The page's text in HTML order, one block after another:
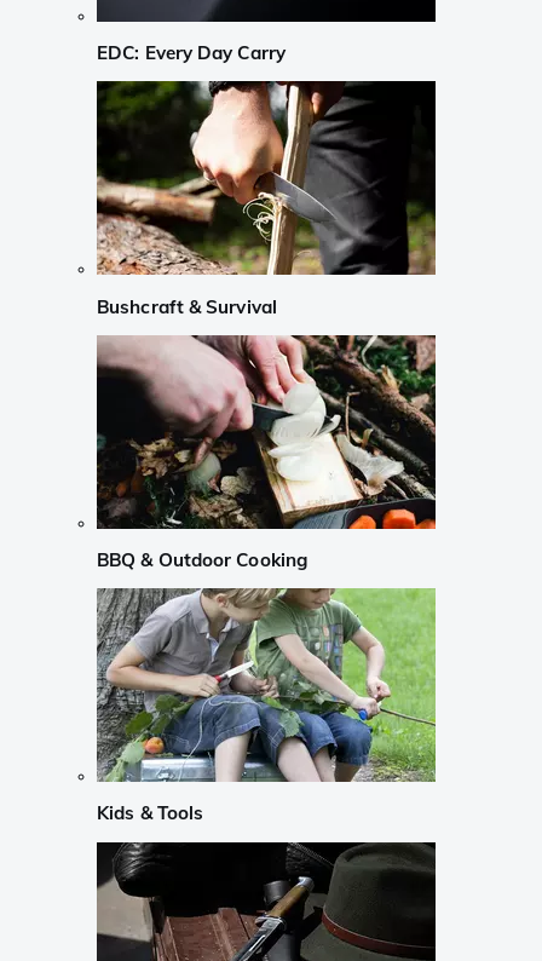
EDC: Every Day Carry
Bushcraft & Survival
BBQ & Outdoor Cooking
Kids & Tools